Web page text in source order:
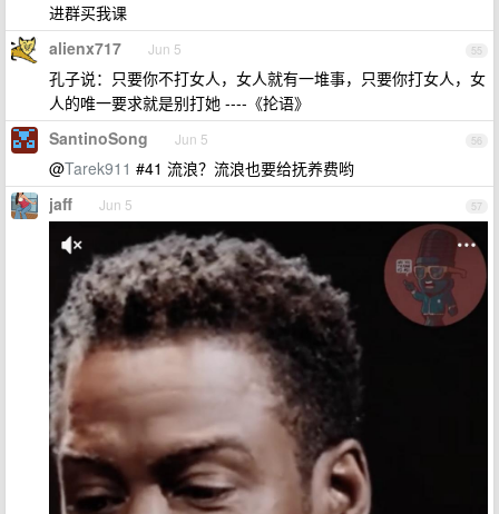
进群买我课
55
alienx717 Jun 5
孔子说：只要你不打女人，女人就有一堆事，只要你打女人，女
人的唯一要求就是别打她 ----《抡语》
56
SantinoSong Jun 5
@Tarek911 #41 流浪？流浪也要给抚养费哟
57
jaff Jun 5